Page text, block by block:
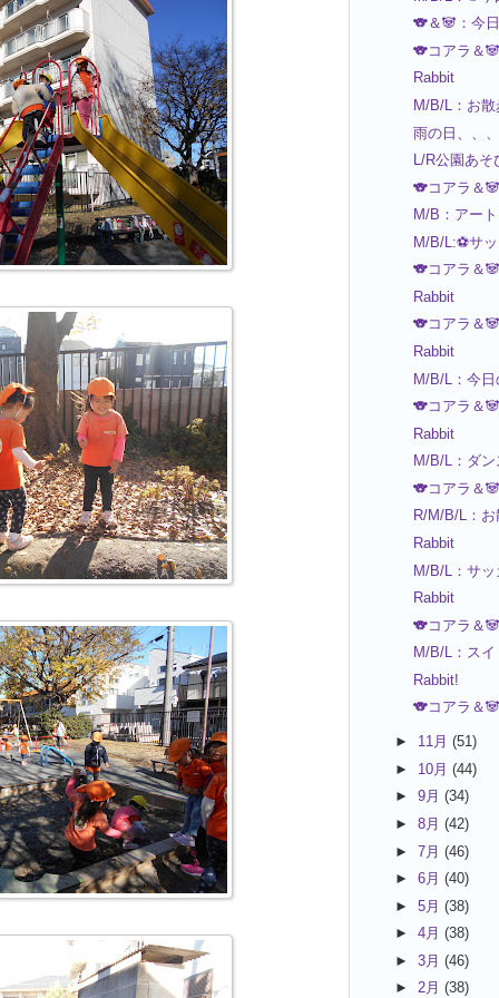
🐨＆🐼：今
🐨コアラ＆
Rabbit
M/B/L：お散
雨の日、、
L/R公園あそ
🐨コアラ＆
M/B：アー
M/B/L:⚽サ
🐨コアラ＆
Rabbit
🐨コアラ＆
Rabbit
M/B/L：今日
🐨コアラ＆
Rabbit
M/B/L：ダ
🐨コアラ＆
R/M/B/L：お
Rabbit
M/B/L：サッ
Rabbit
🐨コアラ＆
M/B/L：ス
Rabbit!
🐨コアラ＆
► 11月(51)
► 10月(44)
►9月(34)
►8月(42)
►7月(46)
►6月(40)
►5月(38)
►4月(38)
►3月(46)
►2月(38)